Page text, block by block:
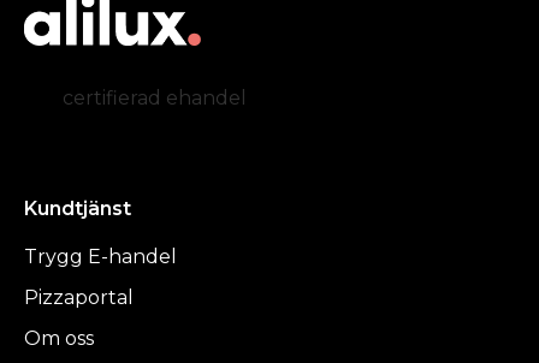
certifierad ehandel
Kundtjänst
Trygg E-handel
Pizzaportal
Om oss